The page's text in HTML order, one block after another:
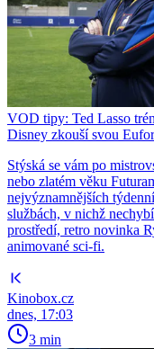
VOD tipy: Ted Lasso
Disney zkouší svou
Stýská se vám po
nebo zlatém věku
nejvýznamnějších
službách, v nichž
prostředí, retro novinka
animované sci-fi.
Kinobox.cz
dnes, 17:03
3 min